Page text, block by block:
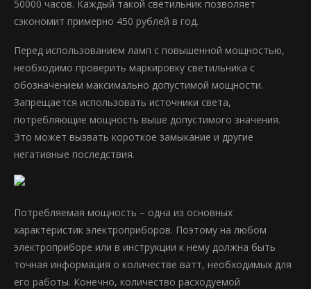
50000 часов. Каждый такой светильник позволяет
сэкономит примерно 450 рублей в год.
Перед использованием ламп с повышенной мощностью,
необходимо проверить маркировку светильника с
обозначением максимально допустимой мощности.
Запрещается использовать источники света,
потребляющие мощность выше допустимого значения.
Это может вызвать короткое замыкание и другие
негативные последствия.
Потребляемая мощность – одна из основных
характеристик электроприборов. Поэтому на любом
электроприборе или в инструкции к нему должна быть
точная информация о количестве ватт, необходимых для
его работы. Конечно, количество расходуемой